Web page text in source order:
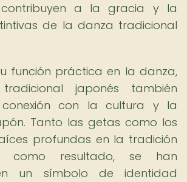
a la gracia y la
de la danza tradicional
función práctica en la danza,
japonés también
con la cultura y la
Tanto las getas como los
profundas en la tradición
como resultado, se han
un símbolo de identidad